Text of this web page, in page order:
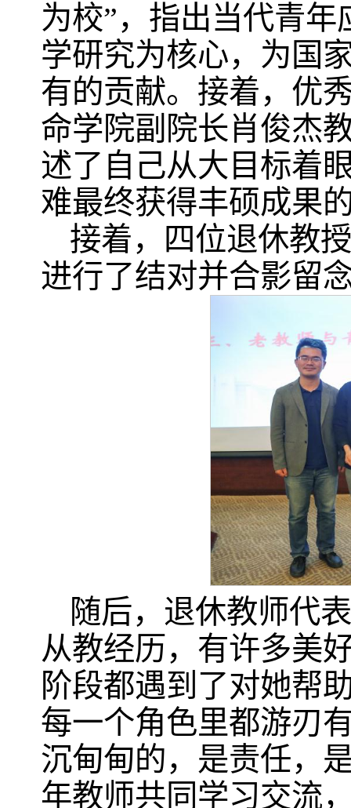
为校”，指出当代青
学研究为核心，为国
有的贡献。接着，优
命学院副院长肖俊杰
述了自己从大目标着
难最终获得丰硕成果
接着，四位退休教
进行了结对并合影留
随后，退休教师代
从教经历，有许多美
阶段都遇到了对她帮
每一个角色里都游刃
沉甸甸的，是责任，
年教师共同学习交流